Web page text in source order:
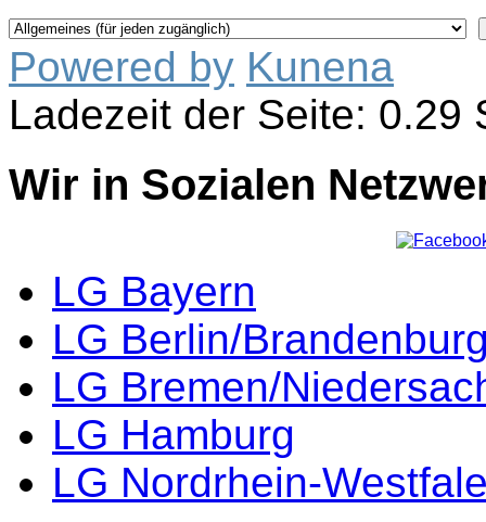
Powered by Kunena
Ladezeit der Seite: 0.29
Wir in Sozialen
LG Bayern
LG Berlin/
LG Bremen/
LG Hamburg
LG Nordrhein-